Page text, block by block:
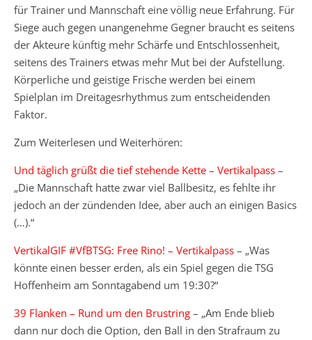
für Trainer und Mannschaft eine völlig neue Erfahrung. Für
Siege auch gegen unangenehme Gegner braucht es seitens
der Akteure künftig mehr Schärfe und Entschlossenheit,
seitens des Trainers etwas mehr Mut bei der Aufstellung.
Körperliche und geistige Frische werden bei einem
Spielplan im Dreitagesrhythmus zum entscheidenden
Faktor.
Zum Weiterlesen und Weiterhören:
Und täglich grüßt die tief stehende Kette – Vertikalpass –
„Die Mannschaft hatte zwar viel Ballbesitz, es fehlte ihr
jedoch an der zündenden Idee, aber auch an einigen Basics
(…).“
VertikalGIF #VfBTSG: Free Rino! – Vertikalpass – „Was
könnte einen besser erden, als ein Spiel gegen die TSG
Hoffenheim am Sonntagabend um 19:30?“
39 Flanken – Rund um den Brustring – „Am Ende blieb
dann nur doch die Option, den Ball in den Strafraum zu